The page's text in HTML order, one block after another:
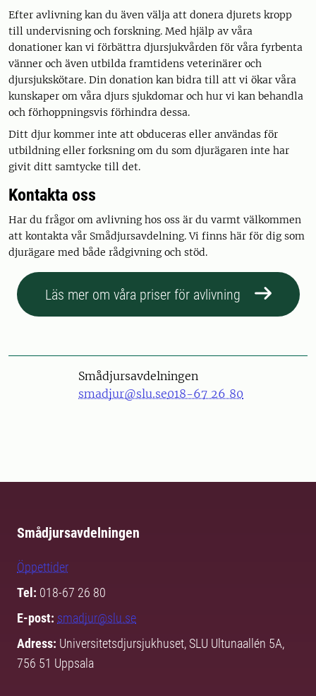
Efter avlivning kan du även välja att donera djurets kropp
till undervisning och forskning. Med hjälp av våra
donationer kan vi förbättra djursjukvården för våra fyrbenta
vänner och även utbilda framtidens veterinärer och
djursjukskötare. Din donation kan bidra till att vi ökar våra
kunskaper om våra djurs sjukdomar och hur vi kan behandla
och förhoppningsvis förhindra dessa.
Ditt djur kommer inte att obduceras eller användas för
utbildning eller forksning om du som djurägaren inte har
givit ditt samtycke till det.
Kontakta oss
Har du frågor om avlivning hos oss är du varmt välkommen
att kontakta vår Smådjursavdelning. Vi finns här för dig som
djurägare med både rådgivning och stöd.
Läs mer om våra priser för avlivning
Smådjursavdelningen
smadjur@slu.se018-67 26 80
Smådjursavdelningen
Öppettider
Tel: 018-67 26 80
E-post: smadjur@slu.se
Adress: Universitetsdjursjukhuset, SLU Ultunaallén 5A,
756 51 Uppsala